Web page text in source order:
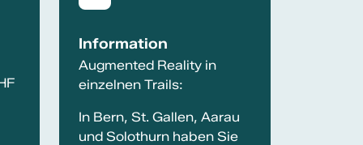
Information
Augmented Reality in
einzelnen Trails:
In Bern, St. Gallen, Aarau
und Solothurn haben Sie